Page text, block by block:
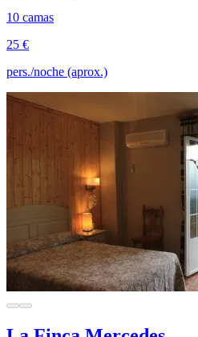
10 camas
25 €
pers./noche (aprox.)